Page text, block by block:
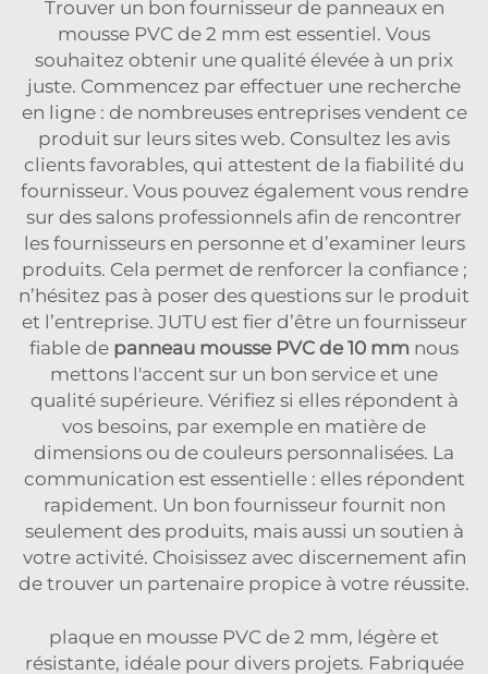
Trouver un bon fournisseur de panneaux en
mousse PVC de 2 mm est essentiel. Vous
souhaitez obtenir une qualité élevée à un prix
juste. Commencez par effectuer une recherche
en ligne : de nombreuses entreprises vendent ce
produit sur leurs sites web. Consultez les avis
clients favorables, qui attestent de la fiabilité du
fournisseur. Vous pouvez également vous rendre
sur des salons professionnels afin de rencontrer
les fournisseurs en personne et d’examiner leurs
produits. Cela permet de renforcer la confiance ;
n’hésitez pas à poser des questions sur le produit
et l’entreprise. JUTU est fier d’être un fournisseur
fiable de panneau mousse PVC de 10 mm nous
mettons l'accent sur un bon service et une
qualité supérieure. Vérifiez si elles répondent à
vos besoins, par exemple en matière de
dimensions ou de couleurs personnalisées. La
communication est essentielle : elles répondent
rapidement. Un bon fournisseur fournit non
seulement des produits, mais aussi un soutien à
votre activité. Choisissez avec discernement afin
de trouver un partenaire propice à votre réussite.
plaque en mousse PVC de 2 mm, légère et
résistante, idéale pour divers projets. Fabriquée